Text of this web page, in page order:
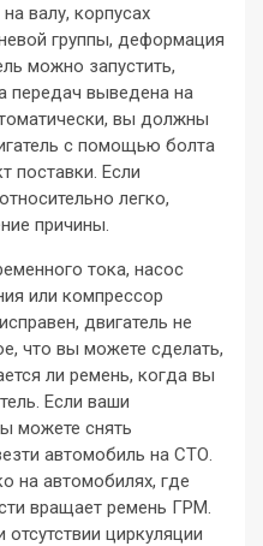
валу, корпусах
группы, деформация
можно запустить,
передач выведена на
вы должны
с помощью болта
поставки. Если
легко,
причины.
тока, насос
или компрессор
двигатель не
что вы можете сделать,
ли ремень, когда вы
Если ваши
можете снять
автомобиль на СТО.
на автомобилях, где
вращает ремень ГРМ.
циркуляции